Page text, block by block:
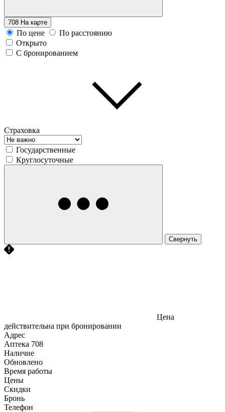
708 На карте
По цене
По расстоянию
Открыто
С бронированием
Страховка
Государственные
Круглосуточные
Свернуть
Цена
действительна при бронировании
Адрес
Аптека 708
Наличие
Обновлено
Время работы
Цены
Скидки
Бронь
Телефон